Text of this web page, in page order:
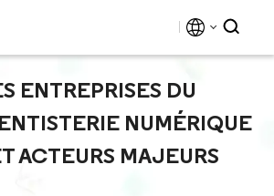
ENTREPRISES DU
NUMÉRIQUE
ACTEURS MAJEURS